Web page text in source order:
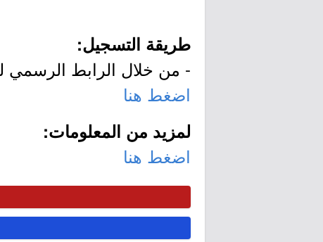
طريقة التسجيل:
- من خلال الرابط الرسمي
اضغط هنا
لمزيد من المعلومات:
اضغط هنا